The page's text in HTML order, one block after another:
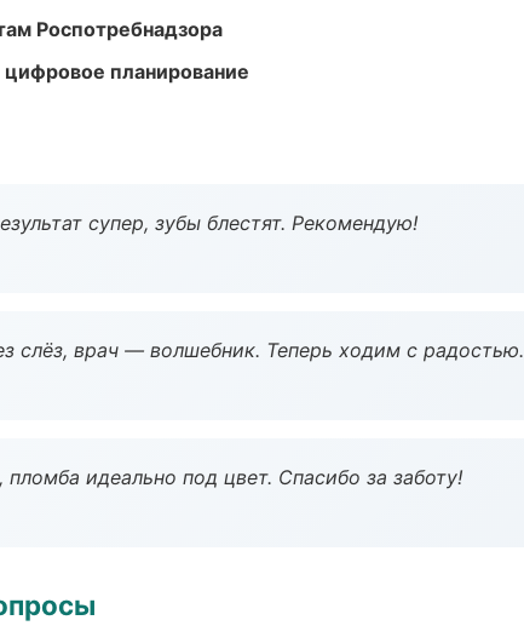
Роспотребнадзора
планирование
супер, зубы блестят. Рекомендую!
слёз, врач — волшебник. Теперь ходим с радостью.
идеально под цвет. Спасибо за заботу!